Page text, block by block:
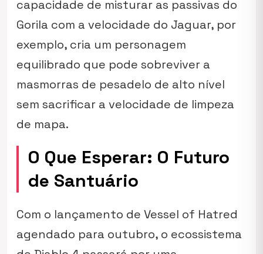
capacidade de misturar as passivas do
Gorila com a velocidade do Jaguar, por
exemplo, cria um personagem
equilibrado que pode sobreviver a
masmorras de pesadelo de alto nível
sem sacrificar a velocidade de limpeza
de mapa.
O Que Esperar: O Futuro
de Santuário
Com o lançamento de Vessel of Hatred
agendado para outubro, o ecossistema